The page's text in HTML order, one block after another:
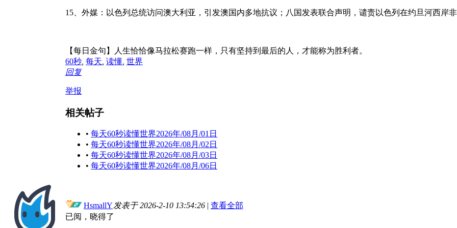
15、外媒：以色列总统访问澳大利亚，引发澳国内多地抗议；八国发表联合声明，谴责以色列在约旦河西岸非
【每日金句】人生恰恰像马拉松赛跑一样，只有坚持到最后的人，才能称为胜利者。
60秒 每天 读懂 世界
回复
举报
相关帖子
• 每天60秒读懂世界2026年/08月/01日
• 每天60秒读懂世界2026年/08月/02日
• 每天60秒读懂世界2026年/08月/03日
• 每天60秒读懂世界2026年/08月/06日
HsmallY发表于 2026-2-10 13:54:26 | 查看全部
已阅，晓得了